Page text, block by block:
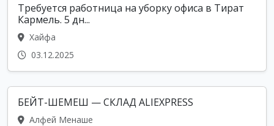
Требуется работница на уборку офиса в Тират
Кармель. 5 дн...
Хайфа
03.12.2025
БЕЙТ-ШЕМЕШ — СКЛАД ALIEXPRESS
Алфей Менаше